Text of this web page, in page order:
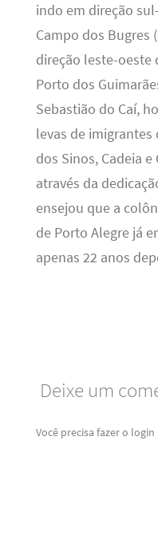
indo em direção
Campo dos Bugres
direção leste-oeste
Porto dos
Sebastião do Caí,
levas de imigrantes
dos Sinos, Cadeia
através da
ensejou que a
de Porto Alegre já
apenas 22 anos
Deixe um
Você precisa fazer o login